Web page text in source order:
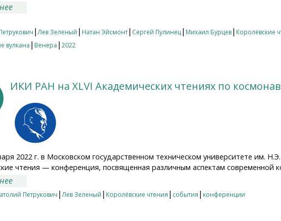
|Лев Зеленый | Натан Эйсмонт| Сергей Пулинец| Михаил Бурцев| Королёвские
вулкана | Венера | 2022
ИКИ РАН на XLVI Академических чтениях по
2022 г. в Московском государственном техническом университете им.
чтения — конференция, посвященная различным аспектам современной
Петрукович |Лев Зеленый | Королёвские чтения | события | конференции